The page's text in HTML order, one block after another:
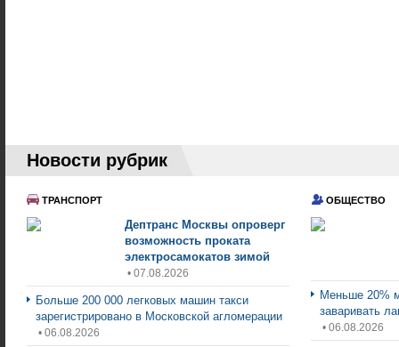
Новости рубрик
ТРАНСПОРТ
Дептранс Москвы опроверг
возможность проката
электросамокатов зимой
• 07.08.2026
Больше 200 000 легковых машин такси
зарегистрировано в Московской агломерации
• 06.08.2026
ОБЩЕСТВО
Меньше 20%
заваривать
• 06.08.2026